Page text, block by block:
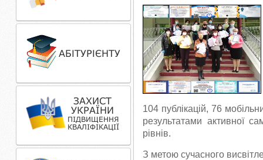
104 публікацій, 76
результатами активної
рівнів.
З метою сучасного